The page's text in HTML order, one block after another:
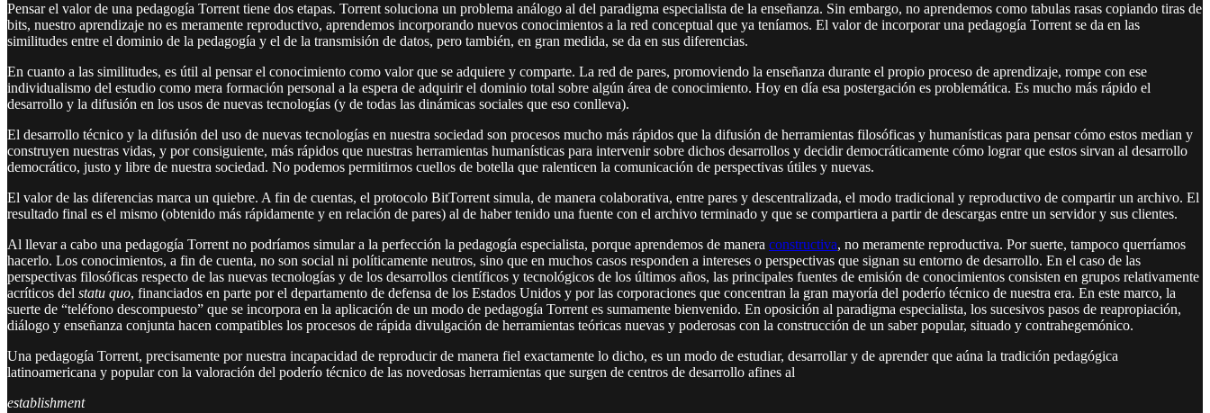
Pensar el valor de una pedagogía Torrent tiene dos etapas. Torrent soluciona un problema análogo al del paradigma especialista de la enseñanza. Sin embargo, no aprendemos como tabulas rasas copiando tiras de
bits, nuestro aprendizaje no es meramente reproductivo, aprendemos incorporando nuevos conocimientos a la red conceptual que ya teníamos. El valor de incorporar una pedagogía Torrent se da en las
similitudes entre el dominio de la pedagogía y el de la transmisión de datos, pero también, en gran medida, se da en sus diferencias.
En cuanto a las similitudes, es útil al pensar el conocimiento como valor que se adquiere y comparte. La red de pares, promoviendo la enseñanza durante el propio proceso de aprendizaje, rompe con ese
individualismo del estudio como mera formación personal a la espera de adquirir el dominio total sobre algún área de conocimiento. Hoy en día esa postergación es problemática. Es mucho más rápido el
desarrollo y la difusión en los usos de nuevas tecnologías (y de todas las dinámicas sociales que eso conlleva).
El desarrollo técnico y la difusión del uso de nuevas tecnologías en nuestra sociedad son procesos mucho más rápidos que la difusión de herramientas filosóficas y humanísticas para pensar cómo estos median y
construyen nuestras vidas, y por consiguiente, más rápidos que nuestras herramientas humanísticas para intervenir sobre dichos desarrollos y decidir democráticamente cómo lograr que estos sirvan al desarrollo
democrático, justo y libre de nuestra sociedad. No podemos permitirnos cuellos de botella que ralenticen la comunicación de perspectivas útiles y nuevas.
El valor de las diferencias marca un quiebre. A fin de cuentas, el protocolo BitTorrent simula, de manera colaborativa, entre pares y descentralizada, el modo tradicional y reproductivo de compartir un archivo. El
resultado final es el mismo (obtenido más rápidamente y en relación de pares) al de haber tenido una fuente con el archivo terminado y que se compartiera a partir de descargas entre un servidor y sus clientes.
Al llevar a cabo una pedagogía Torrent no podríamos simular a la perfección la pedagogía especialista, porque aprendemos de manera constructiva, no meramente reproductiva. Por suerte, tampoco querríamos
hacerlo. Los conocimientos, a fin de cuenta, no son social ni políticamente neutros, sino que en muchos casos responden a intereses o perspectivas que signan su entorno de desarrollo. En el caso de las
perspectivas filosóficas respecto de las nuevas tecnologías y de los desarrollos científicos y tecnológicos de los últimos años, las principales fuentes de emisión de conocimientos consisten en grupos relativamente
acríticos del statu quo, financiados en parte por el departamento de defensa de los Estados Unidos y por las corporaciones que concentran la gran mayoría del poderío técnico de nuestra era. En este marco, la
suerte de “teléfono descompuesto” que se incorpora en la aplicación de un modo de pedagogía Torrent es sumamente bienvenido. En oposición al paradigma especialista, los sucesivos pasos de reapropiación,
diálogo y enseñanza conjunta hacen compatibles los procesos de rápida divulgación de herramientas teóricas nuevas y poderosas con la construcción de un saber popular, situado y contrahegemónico.
Una pedagogía Torrent, precisamente por nuestra incapacidad de reproducir de manera fiel exactamente lo dicho, es un modo de estudiar, desarrollar y de aprender que aúna la tradición pedagógica
latinoamericana y popular con la valoración del poderío técnico de las novedosas herramientas que surgen de centros de desarrollo afines al
establishment